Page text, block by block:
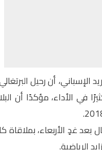
أن رحيل البرتغالي
في الأداء، مؤكدًا أن
غدٍ الأربعاء، بملاقاة
الرياضية.